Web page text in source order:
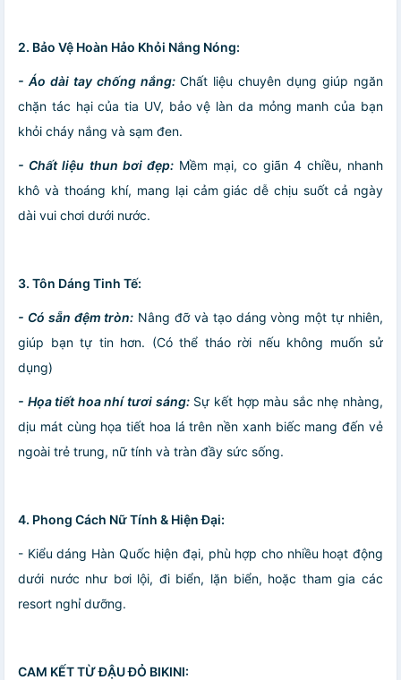
2. Bảo Vệ Hoàn Hảo Khỏi Nắng Nóng:
- Áo dài tay chống nắng:Chất liệu chuyên dụng giúp ngăn
chặn tác hại của tia UV, bảo vệ làn da mỏng manh của bạn
khỏi cháy nắng và sạm đen.
- Chất liệu thun bơi đẹp:Mềm mại, co giãn 4 chiều, nhanh
khô và thoáng khí, mang lại cảm giác dễ chịu suốt cả ngày
dài vui chơi dưới nước.
3. Tôn Dáng Tinh Tế:
- Có sẵn đệm tròn: Nâng đỡ và tạo dáng vòng một tự nhiên,
giúp bạn tự tin hơn. (Có thể tháo rời nếu không muốn sử
dụng)
- Họa tiết hoa nhí tươi sáng:Sự kết hợp màu sắc nhẹ nhàng,
dịu mát cùng họa tiết hoa lá trên nền xanh biếc mang đến vẻ
ngoài trẻ trung, nữ tính và tràn đầy sức sống.
4. Phong Cách Nữ Tính & Hiện Đại:
- Kiểu dáng Hàn Quốc hiện đại, phù hợp cho nhiều hoạt động
dưới nước như bơi lội, đi biển, lặn biển, hoặc tham gia các
resort nghỉ dưỡng.
CAM KẾT TỪ ĐẬU ĐỎ BIKINI: